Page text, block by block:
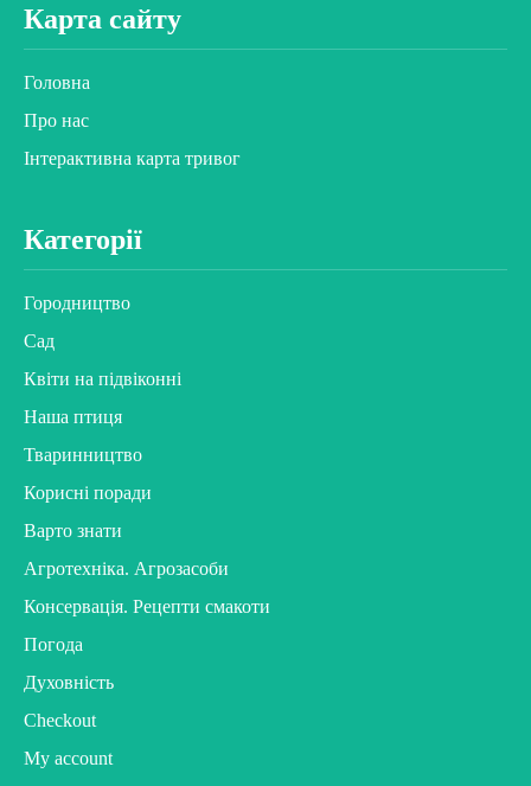
Карта сайту
Головна
Про нас
Інтерактивна карта тривог
Категорії
Городництво
Сад
Квіти на підвіконні
Наша птиця
Тваринництво
Корисні поради
Варто знати
Агротехніка. Агрозасоби
Консервація. Рецепти смакоти
Погода
Духовність
Checkout
My account